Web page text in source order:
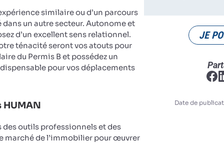
similaire ou d’un parcours
un autre secteur. Autonome et
d’un excellent sens relationnel.
ténacité seront vos atouts pour
du Permis B et possédez un
pour vos déplacements
HUMAN
des outils professionnels et des
marché de l’immobilier pour œuvrer
JE
Date de